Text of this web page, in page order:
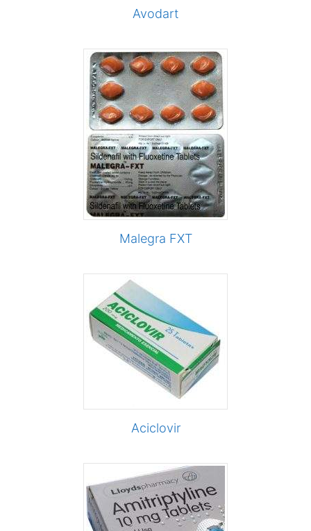
Avodart
Malegra FXT
Aciclovir